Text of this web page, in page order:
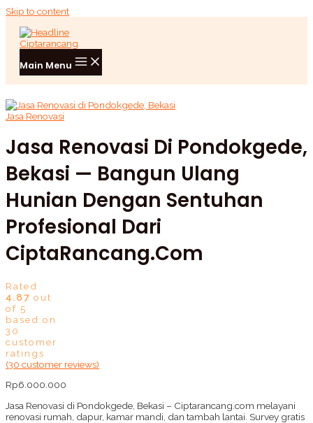
Skip to content
Main Menu
Jasa Renovasi
Jasa Renovasi Di Pondokgede,
Bekasi — Bangun Ulang
Hunian Dengan Sentuhan
Profesional Dari
CiptaRancang.com
Rated
4.87 out
of 5
based on
30
customer
ratings
(30 customer reviews)
Rp6.000.000
Jasa Renovasi di Pondokgede, Bekasi – Ciptarancang.com melayani
renovasi rumah, dapur, kamar mandi, dan tambah lantai. Survey gratis